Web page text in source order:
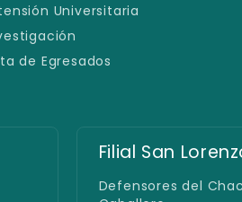
Universitaria
de Egresados
Filial Pedro
Gral. Díaz 262 esq.